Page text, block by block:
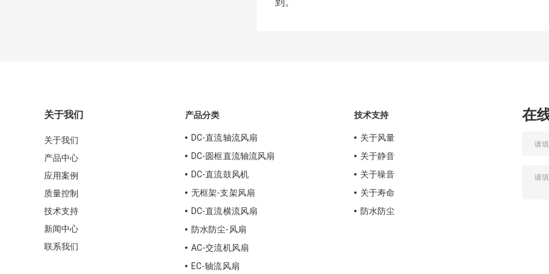
关于我们
关于我们
产品中心
应用案例
质量控制
技术支持
新闻中心
联系我们
产品分类
DC-直流轴流风扇
DC-圆框直流轴流风扇
DC-直流鼓风机
无框架-支架风扇
DC-直流横流风扇
防水防尘-风扇
AC-交流机风扇
EC-轴流风扇
技术支持
关于风量
关于静音
关于噪音
关于寿命
防水防尘
在